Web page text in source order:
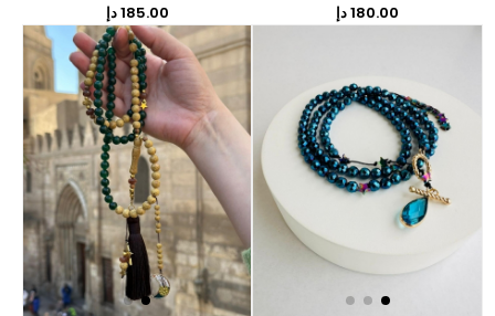
180.00 دإ
185.00 دإ